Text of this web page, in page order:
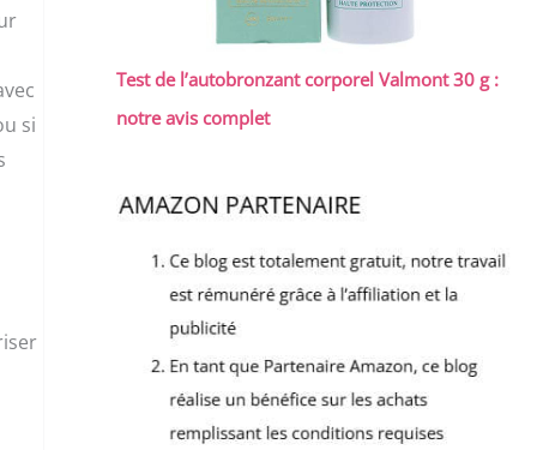
si
Test de l’autobronzant corporel Valmont 30 g :
notre avis complet